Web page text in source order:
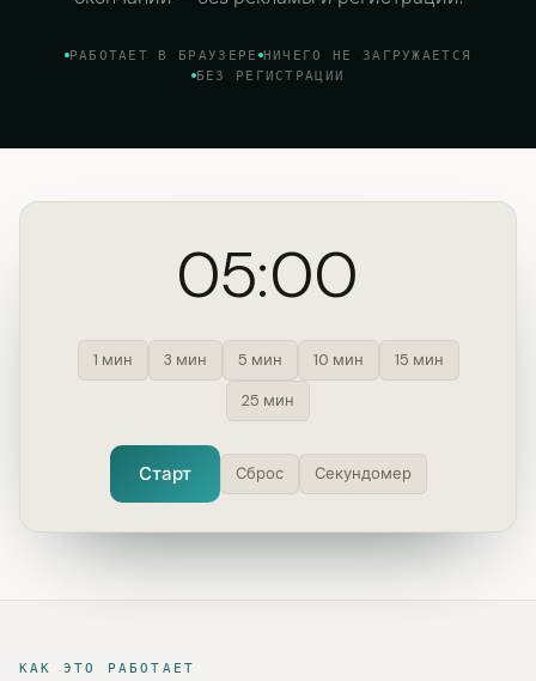
РАБОТАЕТ В БРАУЗЕРЕ НИЧЕГО НЕ ЗАГРУЖАЕТСЯ
БЕЗ РЕГИСТРАЦИИ
05:00
1 мин 3 мин 5 мин 10 мин
15 мин
25 мин
Старт Сброс Секундомер
КАК ЭТО РАБОТАЕТ